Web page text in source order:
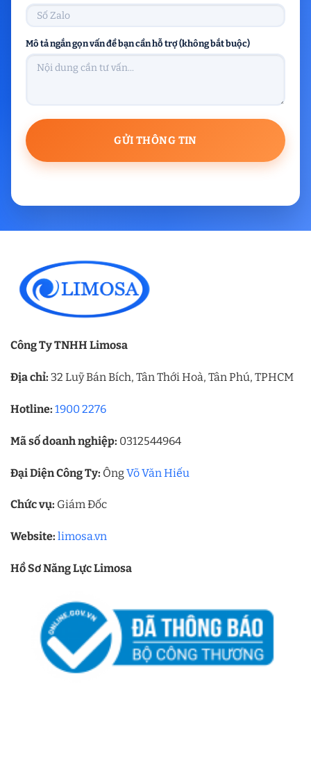
Mô tả ngắn gọn vấn đề bạn cần hỗ trợ (không bắt buộc)
Công Ty TNHH Limosa
Địa chỉ: 32 Luỹ Bán Bích, Tân Thới Hoà, Tân Phú, TPHCM
Hotline: 1900 2276
Mã số doanh nghiệp: 0312544964
Đại Diện Công Ty: ÔngVõ Văn Hiếu
Chức vụ: Giám Đốc
Website: limosa.vn
Hồ Sơ Năng Lực Limosa